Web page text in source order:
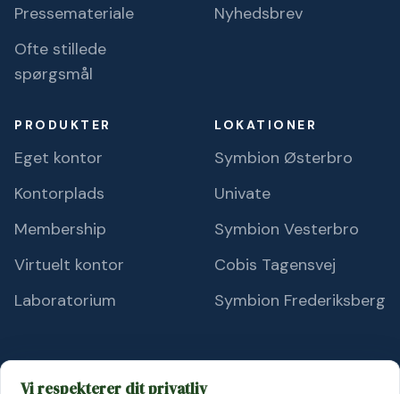
Pressemateriale
Ofte stillede
spørgsmål
Nyhedsbrev
PRODUKTER
Eget kontor
Kontorplads
Membership
Virtuelt kontor
Laboratorium
LOKATIONER
Symbion Østerbro
Univate
Symbion Vesterbro
Cobis Tagensvej
Symbion Frederiksberg
Vi respekterer dit privatliv